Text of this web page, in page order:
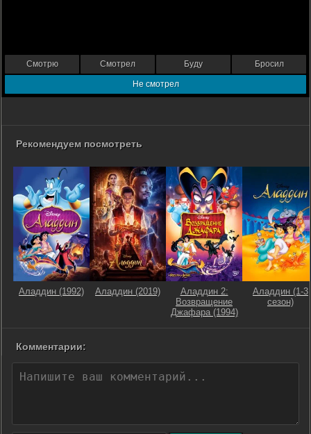
Смотрю Смотрел Буду Бросил
Не смотрел
Рекомендуем посмотреть
Аладдин (1992) Аладдин (2019)
Аладдин 2:
Возвращение
Джафара (1994)
Аладдин (1-3
сезон)
Комментарии: